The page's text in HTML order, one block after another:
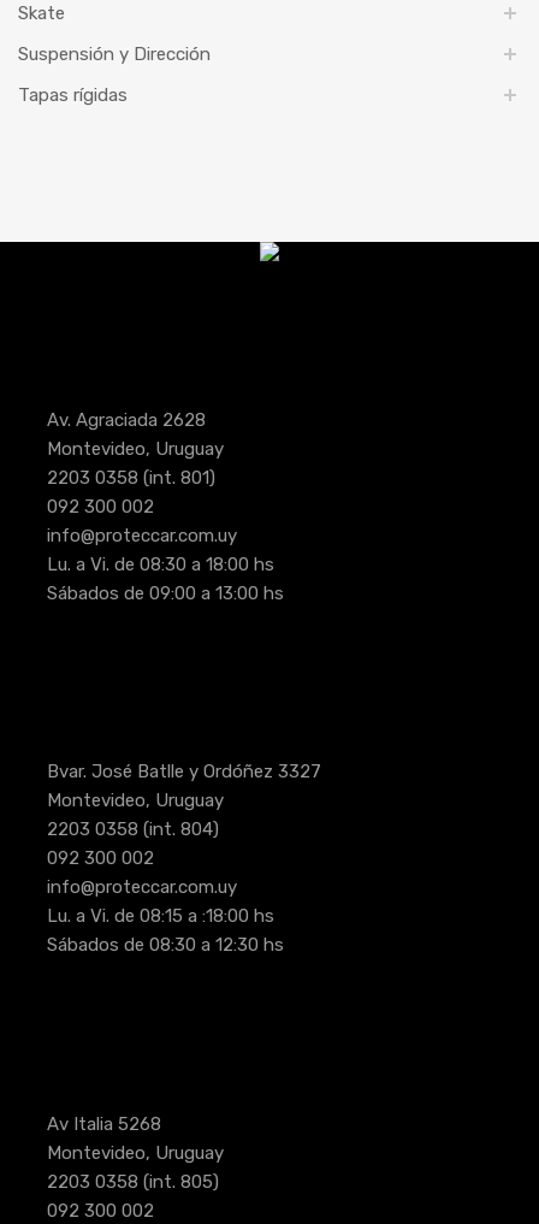
Skate
Suspensión y Dirección
Tapas rígidas
Av. Agraciada 2628
Montevideo, Uruguay
2203 0358 (int. 801)
092 300 002
info@proteccar.com.uy
Lu. a Vi. de 08:30 a 18:00 hs
Sábados de 09:00 a 13:00 hs
Bvar. José Batlle y Ordóñez 3327
Montevideo, Uruguay
2203 0358 (int. 804)
092 300 002
info@proteccar.com.uy
Lu. a Vi. de 08:15 a :18:00 hs
Sábados de 08:30 a 12:30 hs
Av Italia 5268
Montevideo, Uruguay
2203 0358 (int. 805)
092 300 002